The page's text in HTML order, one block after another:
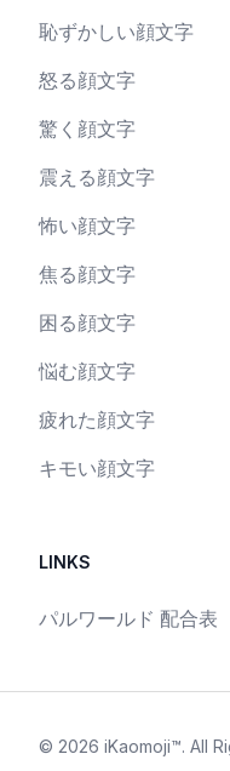
恥ずかしい顔文字
怒る顔文字
驚く顔文字
震える顔文字
怖い顔文字
焦る顔文字
困る顔文字
悩む顔文字
疲れた顔文字
キモい顔文字
LINKS
パルワールド 配合表
© 2026 iKaomoji™. All